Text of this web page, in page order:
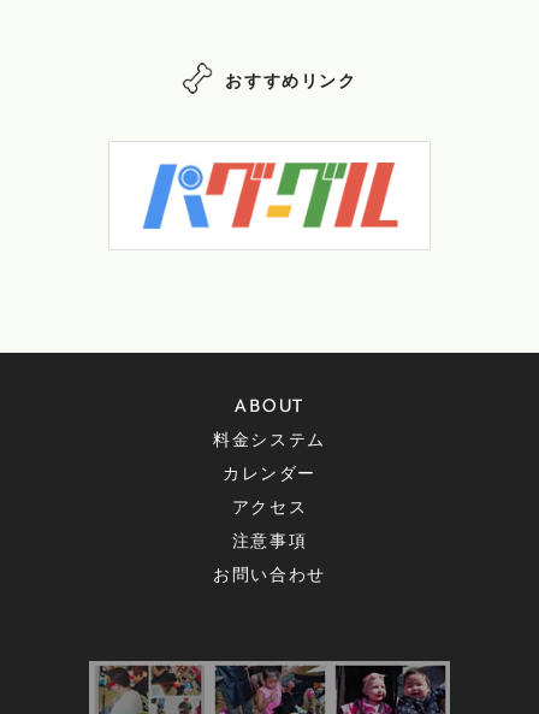
おすすめリンク
ABOUT
料金システム
カレンダー
アクセス
注意事項
お問い合わせ